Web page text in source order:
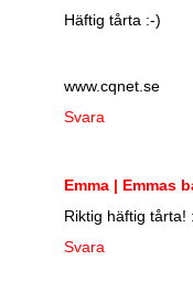
Häftig tårta :-)
www.cqnet.se
Svara
Emma | Emmas
Riktig häftig tårta!
Svara